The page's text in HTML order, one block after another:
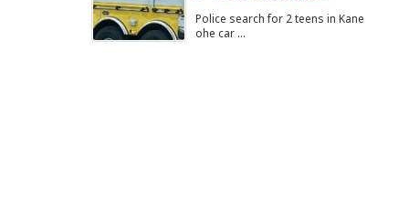
Police search for 2 teens in Kane
ohe car ...